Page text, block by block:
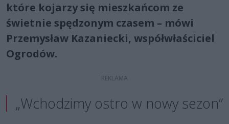
które kojarzy się mieszkańcom ze
świetnie spędzonym czasem – mówi
Przemysław Kazaniecki, współwłaściciel
Ogrodów.
„Wchodzimy ostro w nowy sezon”